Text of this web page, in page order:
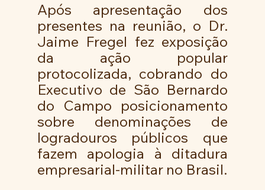
Após apresentação dos
presentes na reunião, o Dr.
Jaime Fregel fez exposição
da ação popular
protocolizada, cobrando do
Executivo de São Bernardo
do Campo posicionamento
sobre denominações de
logradouros públicos que
fazem apologia à ditadura
empresarial-militar no Brasil.